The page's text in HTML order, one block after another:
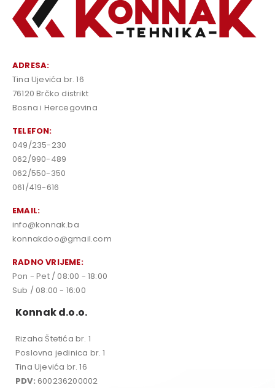
ADRESA:
Tina Ujevića br. 16
76120 Brčko distrikt
Bosna i Hercegovina
TELEFON:
049/235-230
062/990-489
062/550-350
061/419-616
EMAIL:
info@konnak.ba
konnakdoo@gmail.com
RADNO VRIJEME:
Pon - Pet / 08:00 - 18:00
Sub / 08:00 - 16:00
Konnak d.o.o.
Rizaha Štetića br. 1
Poslovna jedinica br. 1
Tina Ujevića br. 16
PDV: 600236200002